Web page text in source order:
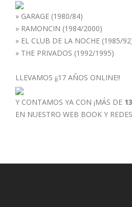
» GARAGE (1980/84)
» RAMONCIN (1984/2000)
» EL CLUB DE LA NOCHE (1985/
» THE PRIVADOS (1992/1995)
LLEVAMOS ¡¡17 AÑOS ONLINE!!
Y CONTAMOS YA CON ¡MÁS DE
EN NUESTRO WEB BOOK Y